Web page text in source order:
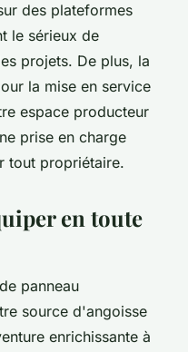
des plateformes
le sérieux de
projets. De plus, la
la mise en service
espace producteur
prise en charge
tout propriétaire.
en toute
panneau
source d'angoisse
enrichissante à